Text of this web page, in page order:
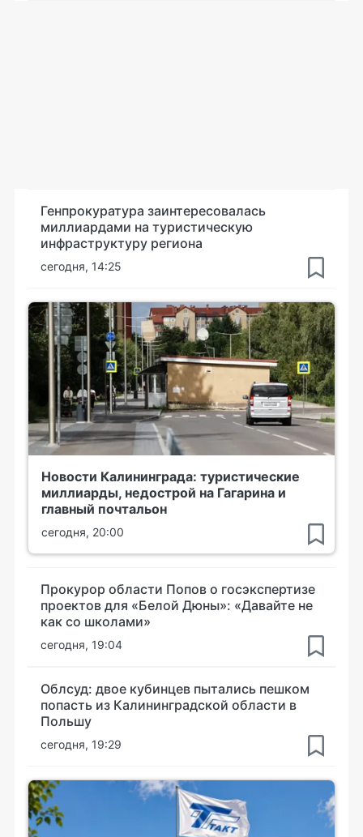
Генпрокуратура заинтересовалась
миллиардами на туристическую
инфраструктуру региона
сегодня, 14:25
Новости Калининграда: туристические
миллиарды, недострой на Гагарина и
главный почтальон
сегодня, 20:00
Прокурор области Попов о госэкспертизе
проектов для «Белой Дюны»: «Давайте не
как со школами»
сегодня, 19:04
Облсуд: двое кубинцев пытались пешком
попасть из Калининградской области в
Польшу
сегодня, 19:29